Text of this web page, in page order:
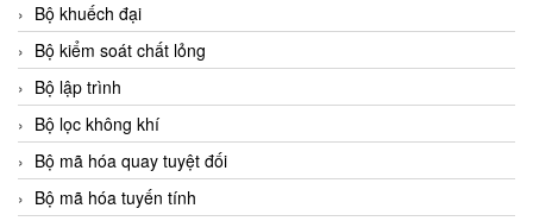
Bộ khuếch đại
Bộ kiểm soát chất lỏng
Bộ lập trình
Bộ lọc không khí
Bộ mã hóa quay tuyệt đối
Bộ mã hóa tuyến tính